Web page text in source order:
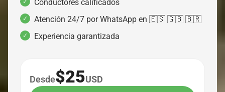
Conductores calificados
Atención 24/7 por WhatsApp en 🇪🇸 🇬🇧 🇧🇷
Experiencia garantizada
Desde$25USD